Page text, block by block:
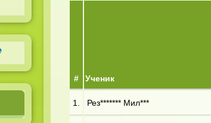
# Ученик
1. Рез******* Мил***